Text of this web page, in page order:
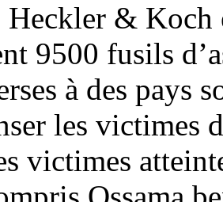
Heckler & Koch
9500 fusils
à des pays
les victimes
victimes